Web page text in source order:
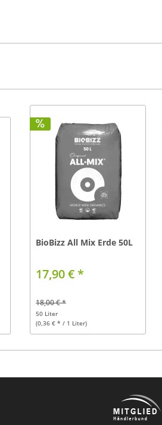
BioBizz All Mix Erde 50L
17,90 € *
18,00 € *
50 Liter
(0,36 € * / 1 Liter)